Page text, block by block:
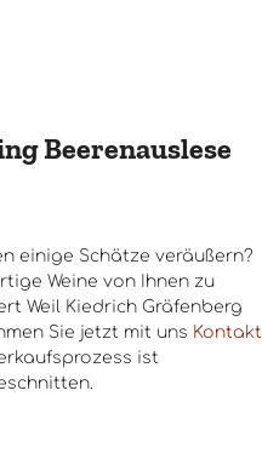
Beerenauslese
einige Schätze veräußern?
Weine von Ihnen zu
Weil Kiedrich Gräfenberg
Sie jetzt mit uns Kontakt
ist